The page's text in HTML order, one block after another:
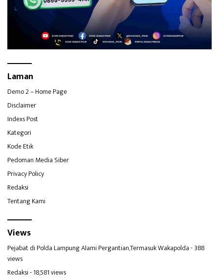
Laman
Demo 2 – Home Page
Disclaimer
Indexs Post
Kategori
Kode Etik
Pedoman Media Siber
Privacy Policy
Redaksi
Tentang Kami
Views
Pejabat di Polda Lampung Alami Pergantian,Termasuk Wakapolda- 388
views
Redaksi- 18,581 views